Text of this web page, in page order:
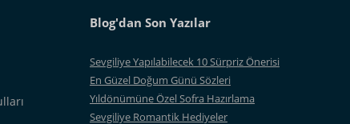
Blog'dan Son Yazılar
Sevgiliye Yapılabilecek 10 Sürpriz Önerisi
En Güzel Doğum Günü Sözleri
Yıldönümüne Özel Sofra Hazırlama
Sevgiliye Romantik Hediyeler